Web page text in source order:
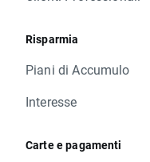
Risparmia
Piani di Accumulo
Interesse
Carte e pagamenti